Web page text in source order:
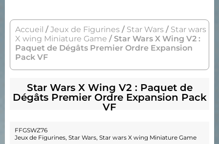
Accueil /Jeux de Figurines / Star Wars / Star wars
X wing Miniature Game / Star Wars X Wing V2 :
Paquet de Dégâts Premier Ordre Expansion
Pack VF
Star Wars X Wing V2 : Paquet de
Dégâts Premier Ordre Expansion Pack
VF
FFGSWZ76
Jeux de Figurines, Star Wars, Star wars X wing Miniature Game